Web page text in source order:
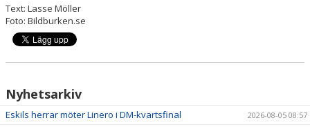
Text: Lasse Möller
Foto: Bildburken.se
Nyhetsarkiv
Eskils herrar möter Linero i DM-kvartsfinal 2026-08-05 08:57